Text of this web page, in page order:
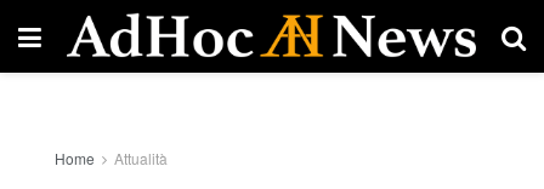
Home Attualità